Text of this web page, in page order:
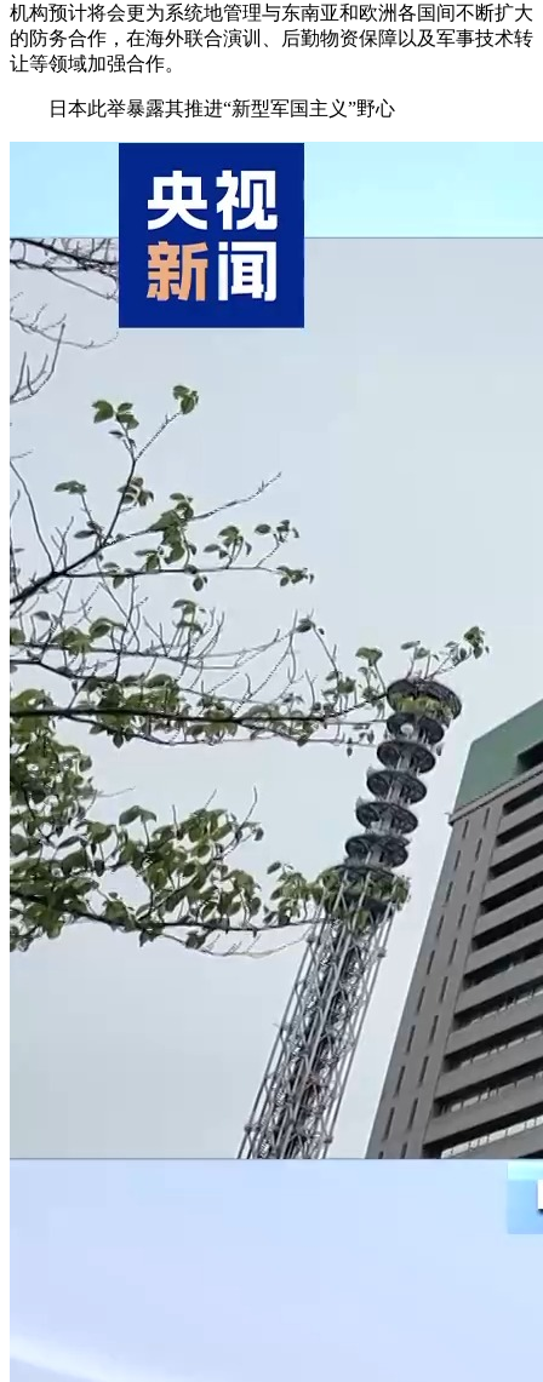
机构预计将会更为系统地管理与东南亚和欧洲各国间不断扩大
的防务合作，在海外联合演训、后勤物资保障以及军事技术转
让等领域加强合作。
日本此举暴露其推进“新型军国主义”野心